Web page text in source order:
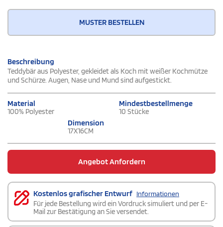
MUSTER BESTELLEN
Beschreibung
Teddybär aus Polyester, gekleidet als Koch mit weißer Kochmütze
und Schürze. Augen, Nase und Mund sind aufgestickt.
Material
100% Polyester
Mindestbestellmenge
10 Stücke
Dimension
17X16CM
Angebot Anfordern
Kostenlos grafischer Entwurf Informationen
Für jede Bestellung wird ein Vordruck simuliert und per E-
Mail zur Bestätigung an Sie versendet.